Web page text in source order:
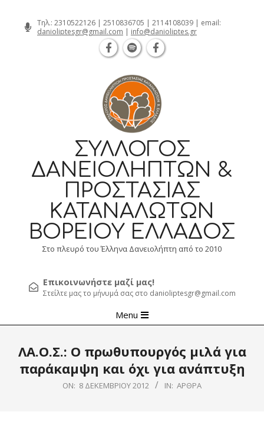
Τηλ.: 2310522126 | 2510836705 | 2114108039 | email:
danioliptesgr@gmail.com | info@danioliptes.gr
ΣΎΛΛΟΓΟΣ
ΔΑΝΕΙΟΛΗΠΤΏΝ &
ΠΡΟΣΤΑΣΊΑΣ
ΚΑΤΑΝΑΛΩΤΏΝ
ΒΟΡΕΊΟΥ ΕΛΛΆΔΟΣ
Στο πλευρό του Έλληνα Δανειολήπτη από το 2010
Επικοινωνήστε μαζί μας!
Στείλτε μας το μήνυμά σας στο danioliptesgr@gmail.com
Navigation
Menu
ΛΑ.Ο.Σ.: Ο πρωθυπουργός μιλά για
παράκαμψη και όχι για ανάπτυξη
ON: 8 ΔΕΚΕΜΒΡΊΟΥ 2012 IN: ΆΡΘΡΑ